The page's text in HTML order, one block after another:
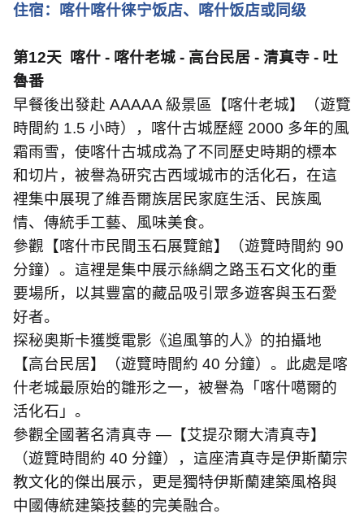
住宿：喀什喀什徕宁饭店、喀什饭店或同级
第12天 喀什 - 喀什老城 - 高台民居 - 清真寺 - 吐
魯番
早餐後出發赴 AAAAA 級景區【喀什老城】（遊覽
時間約 1.5 小時），喀什古城歷經 2000 多年的風
霜雨雪，使喀什古城成為了不同歷史時期的標本
和切片，被譽為研究古西域城市的活化石，在這
裡集中展現了維吾爾族居民家庭生活、民族風
情、傳統手工藝、風味美食。
參觀【喀什市民間玉石展覽館】（遊覽時間約 90
分鐘）。這裡是集中展示絲綢之路玉石文化的重
要場所，以其豐富的藏品吸引眾多遊客與玉石愛
好者。
探秘奧斯卡獲獎電影《追風箏的人》的拍攝地
【高台民居】（遊覽時間約 40 分鐘）。此處是喀
什老城最原始的雛形之一，被譽為「喀什噶爾的
活化石」。
參觀全國著名清真寺 — 【艾提尕爾大清真寺】
（遊覽時間約 40 分鐘），這座清真寺是伊斯蘭宗
教文化的傑出展示，更是獨特伊斯蘭建築風格與
中國傳統建築技藝的完美融合。